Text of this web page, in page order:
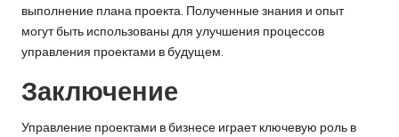
выполнение плана проекта. Полученные знания и опыт
могут быть использованы для улучшения процессов
управления проектами в будущем.
Заключение
Управление проектами в бизнесе играет ключевую роль в